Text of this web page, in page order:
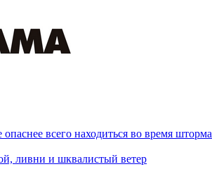
всего находиться во время шторма
ливни и шквалистый ветер